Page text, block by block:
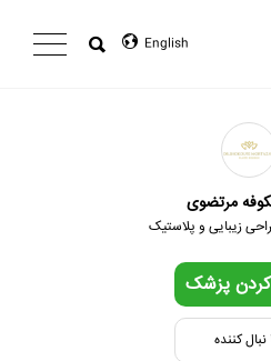
English
مرتضوی
زیبایی و پلاستیک
کردن پزشک
نبال کننده